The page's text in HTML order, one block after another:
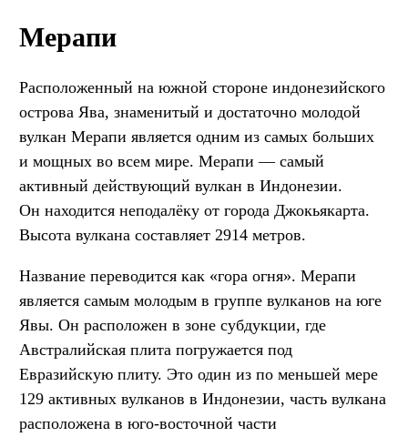
Мерапи
Расположенный на южной стороне индонезийского
острова Ява, знаменитый и достаточно молодой
вулкан Мерапи является одним из самых больших
и мощных во всем мире. Мерапи — самый
активный действующий вулкан в Индонезии.
Он находится неподалёку от города Джокьякарта.
Высота вулкана составляет 2914 метров.
Название переводится как «гора огня». Мерапи
является самым молодым в группе вулканов на юге
Явы. Он расположен в зоне субдукции, где
Австралийская плита погружается под
Евразийскую плиту. Это один из по меньшей мере
129 активных вулканов в Индонезии, часть вулкана
расположена в юго-восточной части